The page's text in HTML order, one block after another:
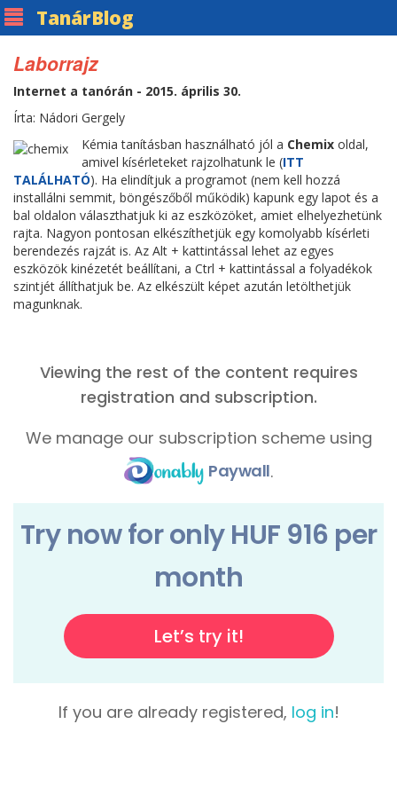
TanárBlog
Laborrajz
Internet a tanórán - 2015. április 30.
Írta: Nádori Gergely
Kémia tanításban használható jól a Chemix oldal,
amivel kísérleteket rajzolhatunk le (ITT
TALÁLHATÓ). Ha elindítjuk a programot (nem kell hozzá
installálni semmit, böngészőből működik) kapunk egy lapot és a
bal oldalon választhatjuk ki az eszközöket, amiet elhelyezhetünk
rajta. Nagyon pontosan elkészíthetjük egy komolyabb kísérleti
berendezés rajzát is. Az Alt + kattintással lehet az egyes
eszközök kinézetét beállítani, a Ctrl + kattintással a folyadékok
szintjét állíthatjuk be. Az elkészült képet azután letölthetjük
magunknak.